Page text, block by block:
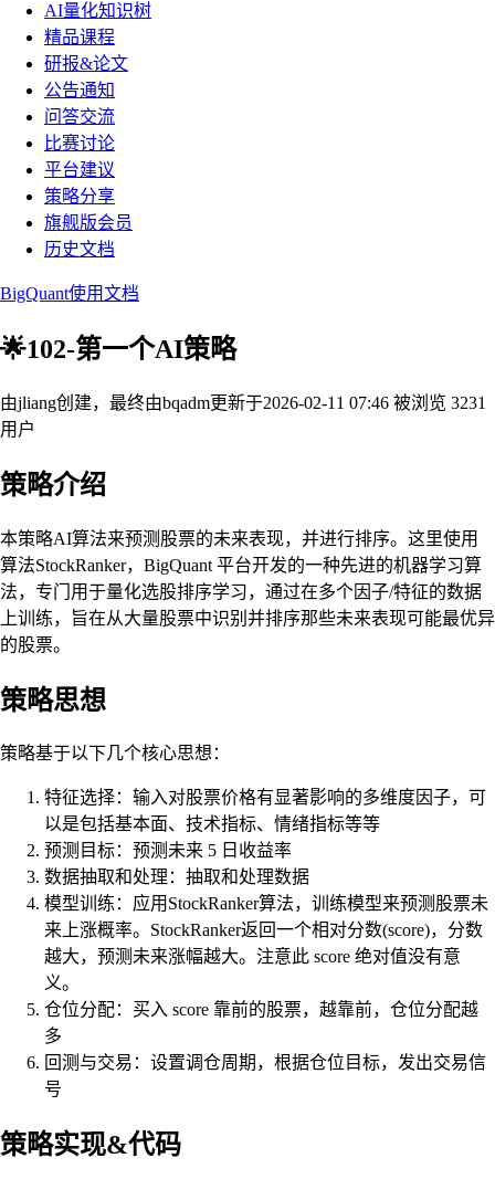
AI量化知识树
精品课程
研报&论文
公告通知
问答交流
比赛讨论
平台建议
策略分享
旗舰版会员
历史文档
BigQuant使用文档
🌟102-第一个AI策略
由jliang创建，最终由bqadm更新于2026-02-11 07:46 被浏览 3231
用户
策略介绍
本策略AI算法来预测股票的未来表现，并进行排序。这里使用
算法StockRanker，BigQuant 平台开发的一种先进的机器学习算
法，专门用于量化选股排序学习，通过在多个因子/特征的数据
上训练，旨在从大量股票中识别并排序那些未来表现可能最优异
的股票。
策略思想
策略基于以下几个核心思想：
特征选择：输入对股票价格有显著影响的多维度因子，可
以是包括基本面、技术指标、情绪指标等等
预测目标：预测未来 5 日收益率
数据抽取和处理：抽取和处理数据
模型训练：应用StockRanker算法，训练模型来预测股票未
来上涨概率。StockRanker返回一个相对分数(score)，分数
越大，预测未来涨幅越大。注意此 score 绝对值没有意
义。
仓位分配：买入 score 靠前的股票，越靠前，仓位分配越
多
回测与交易：设置调仓周期，根据仓位目标，发出交易信
号
策略实现&代码